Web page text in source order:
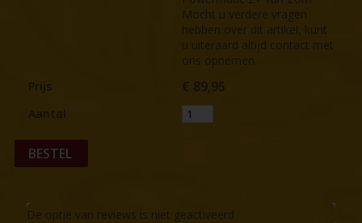
Mocht u verdere vragen
hebben over dit artikel, kunt
u uiteraard altijd contact met
ons opnemen.
Prijs
€ 89,95
Aantal
BESTEL
De optie van reviews is niet geactiveerd